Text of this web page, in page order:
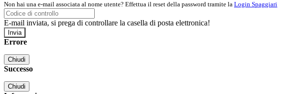
Non hai una e-mail associata al nome utente? Effettua il reset della password tramite la Login Spaggiari
E-mail inviata, si prega di controllare la casella di posta elettronica!
Errore
Chiudi
Successo
Chiudi